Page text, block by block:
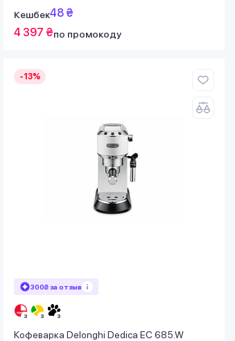
Кешбек48 ₴
4 397 ₴по промокоду
-13%
300₴ за отзыв
Кофеварка Delonghi Dedica EC 685.W